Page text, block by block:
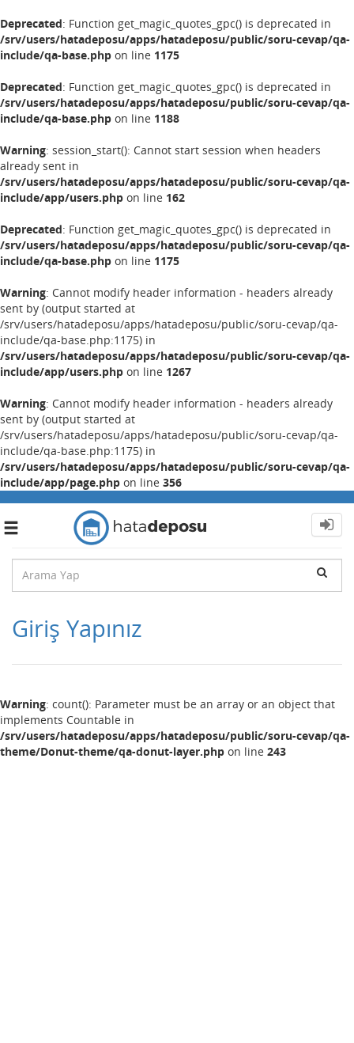
Deprecated: Function get_magic_quotes_gpc() is deprecated in
/srv/users/hatadeposu/apps/hatadeposu/public/soru-cevap/qa-
include/qa-base.php on line 1175
Deprecated: Function get_magic_quotes_gpc() is deprecated in
/srv/users/hatadeposu/apps/hatadeposu/public/soru-cevap/qa-
include/qa-base.php on line 1188
Warning: session_start(): Cannot start session when headers
already sent in
/srv/users/hatadeposu/apps/hatadeposu/public/soru-cevap/qa-
include/app/users.php on line 162
Deprecated: Function get_magic_quotes_gpc() is deprecated in
/srv/users/hatadeposu/apps/hatadeposu/public/soru-cevap/qa-
include/qa-base.php on line 1175
Warning: Cannot modify header information - headers already
sent by (output started at
/srv/users/hatadeposu/apps/hatadeposu/public/soru-cevap/qa-
include/qa-base.php:1175) in
/srv/users/hatadeposu/apps/hatadeposu/public/soru-cevap/qa-
include/app/users.php on line 1267
Warning: Cannot modify header information - headers already
sent by (output started at
/srv/users/hatadeposu/apps/hatadeposu/public/soru-cevap/qa-
include/qa-base.php:1175) in
/srv/users/hatadeposu/apps/hatadeposu/public/soru-cevap/qa-
include/app/page.php on line 356
Toggle
Giriş Yapınız
Warning: count(): Parameter must be an array or an object that
implements Countable in
/srv/users/hatadeposu/apps/hatadeposu/public/soru-cevap/qa-
theme/Donut-theme/qa-donut-layer.php on line 243